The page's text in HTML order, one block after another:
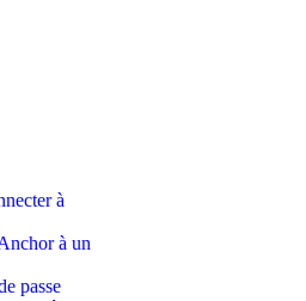
à
à un
passe